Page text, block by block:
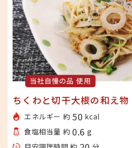
ちくわと切干大根の和え物
エネルギー 約 50 kcal
食塩相当量 約 0.6 g